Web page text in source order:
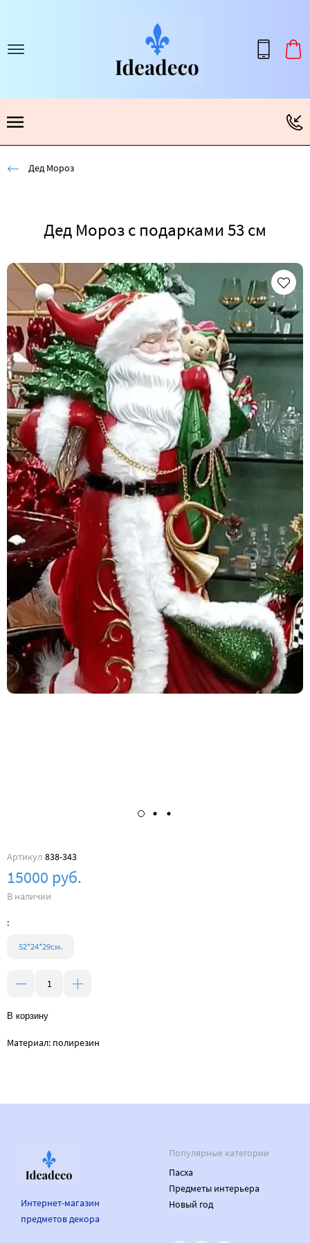
Дед Мороз
Дед Мороз с подарками 53 см
Артикул 838-343
15000 руб.
В наличии
:
52*24*29см.
В корзину
Материал: полирезин
Интернет-магазин
предметов декора
Популярные категории
Пасха
Предметы интерьера
Новый год